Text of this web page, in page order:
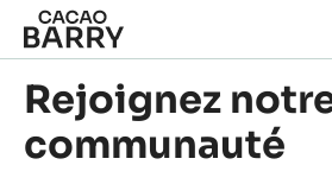
Skip to main content
Rejoignez
communauté